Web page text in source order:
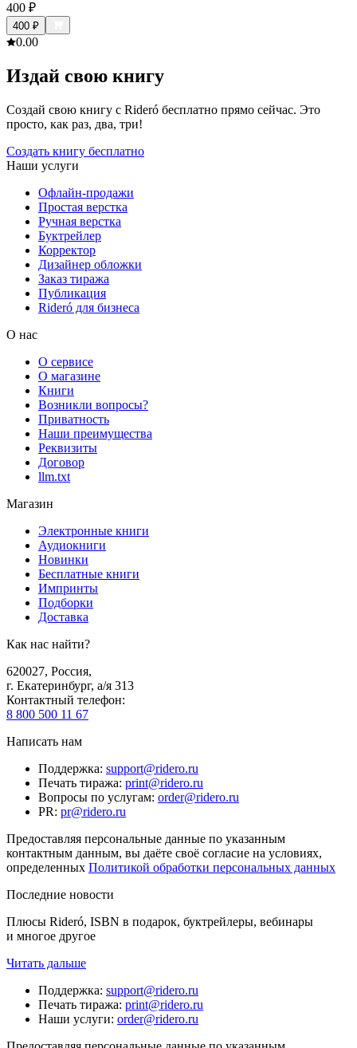
400 ₽
400 ₽
0.00
Издай свою книгу
Создай свою книгу с Rideró бесплатно прямо сейчас. Это
просто, как раз, два, три!
Создать книгу бесплатно
Наши услуги
Офлайн-продажи
Простая верстка
Ручная верстка
Буктрейлер
Корректор
Дизайнер обложки
Заказ тиража
Публикация
Rideró для бизнеса
О нас
О сервисе
О магазине
Книги
Возникли вопросы?
Приватность
Наши преимущества
Реквизиты
Договор
llm.txt
Магазин
Электронные книги
Аудиокниги
Новинки
Бесплатные книги
Импринты
Подборки
Доставка
Как нас найти?
620027, Россия,
г. Екатеринбург, а/я 313
Контактный телефон:
8 800 500 11 67
Написать нам
Поддержка: support@ridero.ru
Печать тиража: print@ridero.ru
Вопросы по услугам: order@ridero.ru
PR: pr@ridero.ru
Предоставляя персональные данные по указанным
контактным данным, вы даёте своё согласие на условиях,
определенных Политикой обработки персональных данных
Последние новости
Плюсы Rideró, ISBN в подарок, буктрейлеры, вебинары
и многое другое
Читать дальше
Поддержка: support@ridero.ru
Печать тиража: print@ridero.ru
Наши услуги: order@ridero.ru